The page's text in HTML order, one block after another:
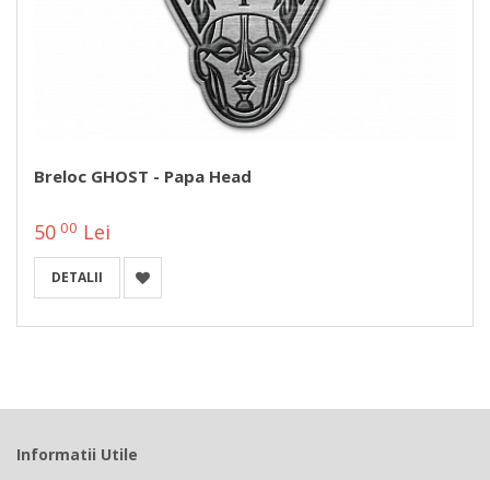
Breloc GHOST - Papa Head
50 00 Lei
DETALII
Informatii Utile